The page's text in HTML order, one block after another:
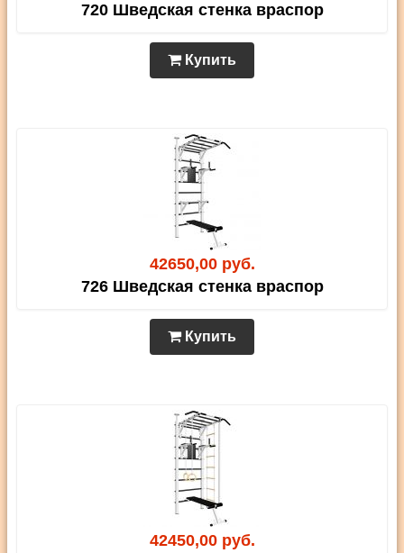
720 Шведская стенка враспор
Купить
42650,00 руб.
726 Шведская стенка враспор
Купить
42450,00 руб.